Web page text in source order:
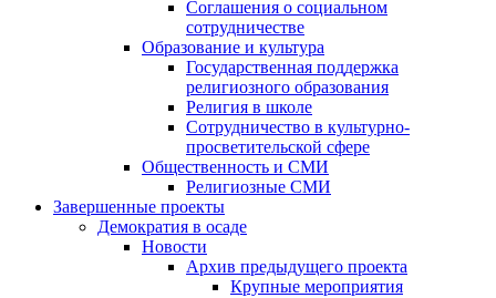
Соглашения о социальном
сотрудничестве
Образование и культура
Государственная поддержка
религиозного образования
Религия в школе
Сотрудничество в культурно-
просветительской сфере
Общественность и СМИ
Религиозные СМИ
Завершенные проекты
Демократия в осаде
Новости
Архив предыдущего проекта
Крупные мероприятия